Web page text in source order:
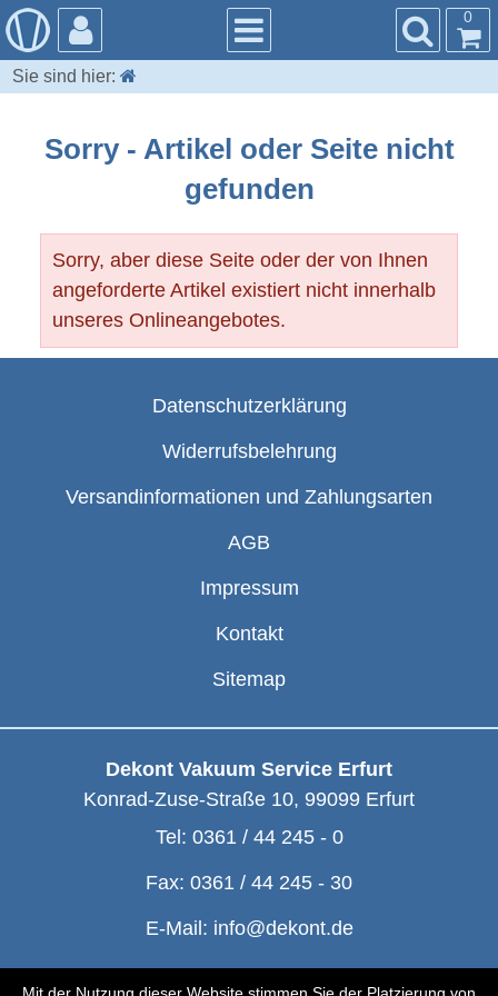
0
Sie sind hier:
Sorry - Artikel oder Seite nicht
gefunden
Sorry, aber diese Seite oder der von Ihnen
angeforderte Artikel existiert nicht innerhalb
unseres Onlineangebotes.
Datenschutzerklärung
Widerrufsbelehrung
Versandinformationen und Zahlungsarten
AGB
Impressum
Kontakt
Sitemap
Dekont Vakuum Service Erfurt
Konrad-Zuse-Straße 10, 99099 Erfurt
Tel: 0361 / 44 245 - 0
Fax: 0361 / 44 245 - 30
E-Mail: info@dekont.de